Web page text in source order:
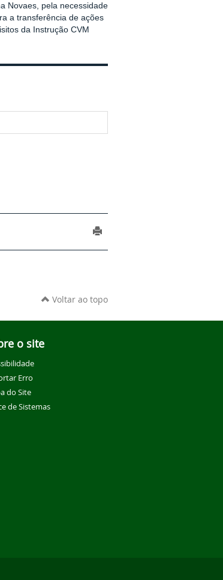
Novaes, pela necessidade
a transferência de ações
da Instrução CVM
Voltar ao topo
o site
Erro
do Site
de Sistemas